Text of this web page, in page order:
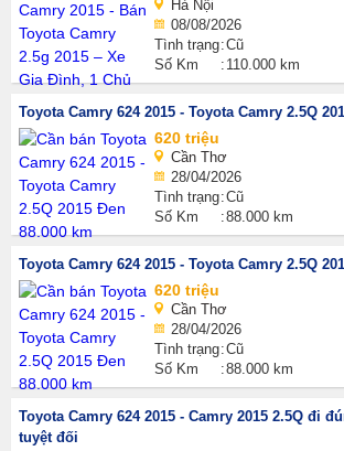
Hà Nội
08/08/2026
Tình trạng Cũ
Số Km
110.000 km
Toyota Camry 624 2015 - Toyota Camry 2.5Q
620 triệu
Cần Thơ
28/04/2026
Tình trạng Cũ
Số Km
88.000 km
Toyota Camry 624 2015 - Toyota Camry 2.5Q
620 triệu
Cần Thơ
28/04/2026
Tình trạng Cũ
Số Km
88.000 km
Toyota Camry 624 2015 - Camry 2015 2.5Q đi
tuyệt đối